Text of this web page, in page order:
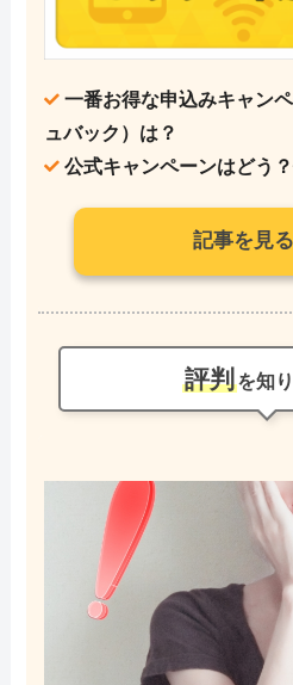
一番お得な申込みキャン
ュバック）は？
公式キャンペーンはどう
記事を見る
評判を知